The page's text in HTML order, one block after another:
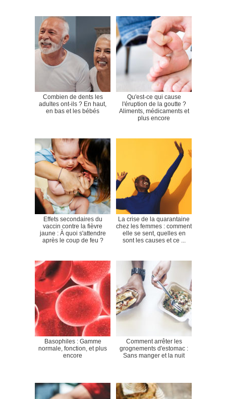
Combien de dents les
adultes ont-ils ? En haut,
en bas et les bébés
Qu'est-ce qui cause
l'éruption de la goutte ?
Aliments, médicaments et
plus encore
Effets secondaires du
vaccin contre la fièvre
jaune : À quoi s'attendre
après le coup de feu ?
La crise de la quarantaine
chez les femmes : comment
elle se sent, quelles en
sont les causes et ce ...
Basophiles : Gamme
normale, fonction, et plus
encore
Comment arrêter les
grognements d'estomac :
Sans manger et la nuit